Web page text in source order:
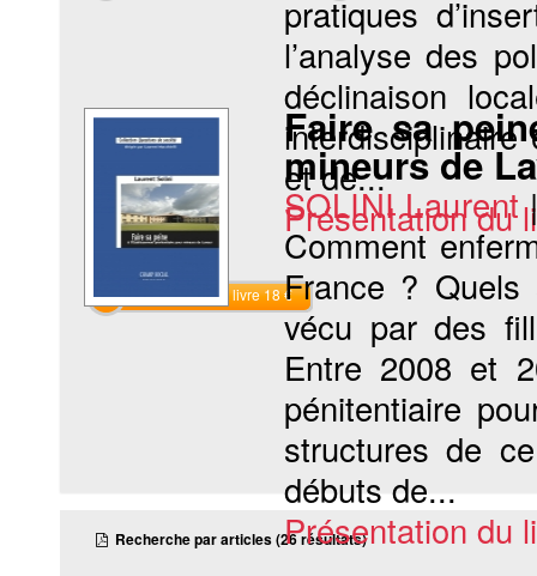
pratiques
l’analyse des
déclinaison
et de...
Présentation du
Commander le livre 18 €
Faire sa
mineurs de
SOLINI Laurent
Comment
France ?
vécu par des
Entre 2008 et
pénitentiaire
structures de
débuts de...
Présentation du
Recherche par articles (26 résultats)